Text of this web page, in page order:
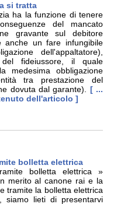
si tratta
ha la funzione di tenere
del mancato
gravante sul debitore
anche un fare infungibile
dell'appaltatore),
fideiussore, il quale
medesima obbligazione
tra prestazione del
dovuta dal garante).
[ ...
dell'articolo ]
bolletta elettrica
bolletta elettrica »
merito al canone rai e la
tramite la bolletta elettrica
siamo lieti di presentarvi